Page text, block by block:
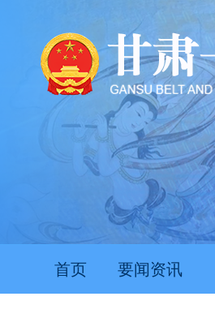
首页 要闻资讯